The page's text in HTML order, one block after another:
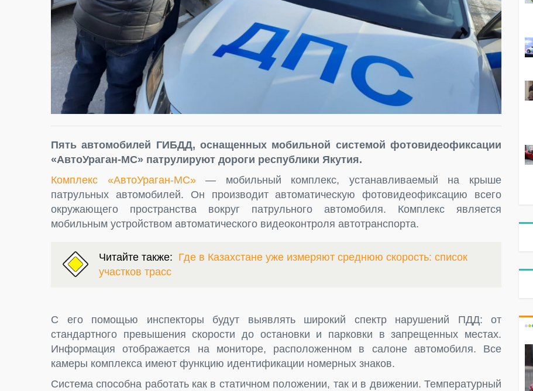
Пять автомобилей ГИБДД, оснащенных мобильной системой фотовидеофиксации
«АвтоУраган-МС» патрулируют дороги республики Якутия.
Комплекс «АвтоУраган-МС»— мобильный комплекс, устанавливаемый на крыше
патрульных автомобилей. Он производит автоматическую фотовидеофиксацию всего
окружающего пространства вокруг патрульного автомобиля. Комплекс является
мобильным устройством автоматического видеоконтроля автотранспорта.
Читайте также: Где в Казахстане уже измеряют среднюю скорость: список
участков трасс
С его помощью инспекторы будут выявлять широкий спектр нарушений ПДД: от
стандартного превышения скорости до остановки и парковки в запрещенных местах.
Информация отображается на мониторе, расположенном в салоне автомобиля. Все
камеры комплекса имеют функцию идентификации номерных знаков.
Система способна работать как в статичном положении, так и в движении. Температурный